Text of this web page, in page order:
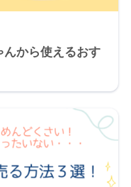
んから使えるおす